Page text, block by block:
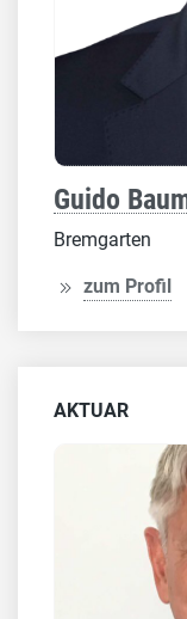
Guido
Bremgarten
zum Profil
AKTUAR